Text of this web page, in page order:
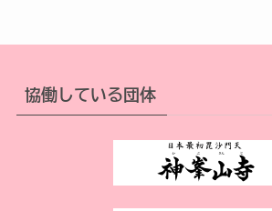
協働している団体